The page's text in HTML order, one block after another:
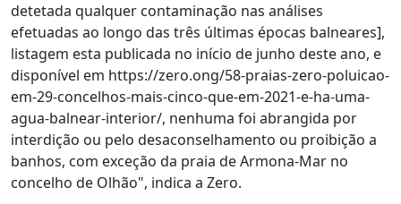
detetada qualquer contaminação nas análises
efetuadas ao longo das três últimas épocas balneares],
listagem esta publicada no início de junho deste ano, e
disponível em https://zero.ong/58-praias-zero-poluicao-
em-29-concelhos-mais-cinco-que-em-2021-e-ha-uma-
agua-balnear-interior/, nenhuma foi abrangida por
interdição ou pelo desaconselhamento ou proibição a
banhos, com exceção da praia de Armona-Mar no
concelho de Olhão", indica a Zero.